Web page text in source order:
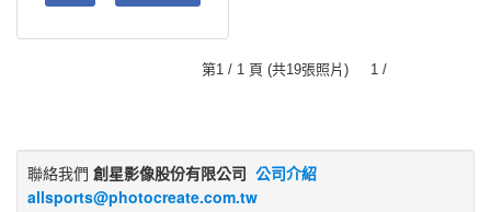
第1 / 1 頁 (共19張照片) 1 /
聯絡我們 創星影像股份有限公司 公司介紹
allsports@photocreate.com.tw